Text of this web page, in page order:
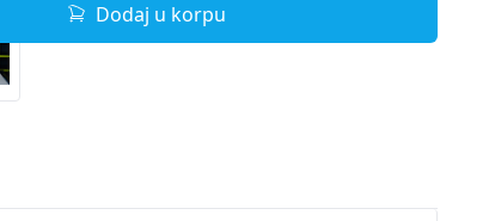
Dodaj u korpu